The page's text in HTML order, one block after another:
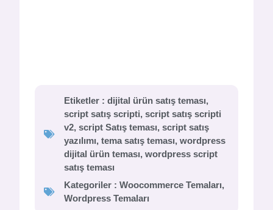
Etiketler : dijital ürün satış teması,
script satış scripti, script satış scripti
v2, script Satış teması, script satış
yazılımı, tema satış teması, wordpress
dijital ürün teması, wordpress script
satış teması
Kategoriler : Woocommerce Temaları,
Wordpress Temaları